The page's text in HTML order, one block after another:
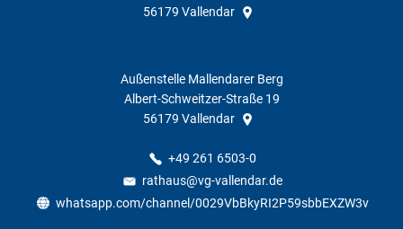
56179 Vallendar
Außenstelle Mallendarer Berg
Albert-Schweitzer-Straße 19
56179 Vallendar
+49 261 6503-0
rathaus@vg-vallendar.de
whatsapp.com/channel/0029VbBkyRI2P59sbbEXZW3v